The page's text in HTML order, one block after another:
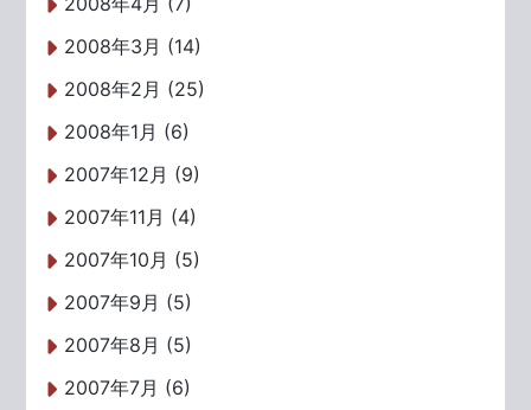
2008年3月 (14)
2008年2月 (25)
2008年1月 (6)
2007年12月 (9)
2007年11月 (4)
2007年10月 (5)
2007年9月 (5)
2007年8月 (5)
2007年7月 (6)